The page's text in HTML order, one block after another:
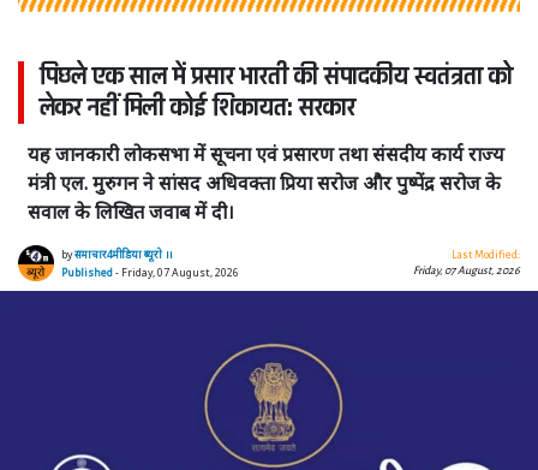
पिछले एक साल में प्रसार भारती की संपादकीय स्वतंत्रता को
लेकर नहीं मिली कोई शिकायत: सरकार
यह जानकारी लोकसभा में सूचना एवं प्रसारण तथा संसदीय कार्य राज्य
मंत्री एल. मुरुगन ने सांसद अधिवक्ता प्रिया सरोज और पुष्पेंद्र सरोज के
सवाल के लिखित जवाब में दी।
byसमाचार4मीडिया ब्यूरो ।।
Published- Friday, 07 August, 2026
Last Modified:
Friday, 07 August, 2026